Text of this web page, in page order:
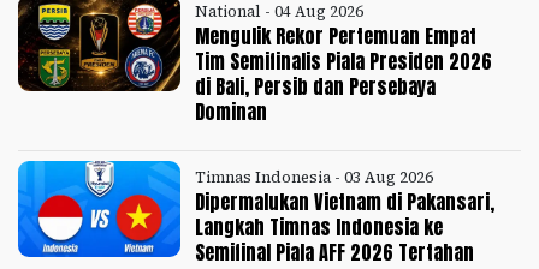
National - 04 Aug 2026
Mengulik Rekor Pertemuan Empat
Tim Semifinalis Piala Presiden 2026
di Bali, Persib dan Persebaya
Dominan
Timnas Indonesia - 03 Aug 2026
Dipermalukan Vietnam di Pakansari,
Langkah Timnas Indonesia ke
Semifinal Piala AFF 2026 Tertahan